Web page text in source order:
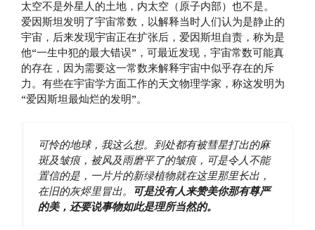
太空不是外星人的土地，内太空（原子内部）也不是。
爱因斯坦发明了宇宙常数，以解释当时人们认为是静止的
宇宙，后来发现宇宙正在扩张后，爱因斯坦自责，称为是
他“一生中犯的最大错误”，可最近发现，宇宙常数可能真
的存在，因为需要这一常数来解释宇宙中似乎存在的斥
力。有些在宇宙学方面工作的天文物理学家，称这发明为
“爱因斯坦最灿烂的发明”。
可怜的地球，我这么想。到处都有被彗星打出的麻
斑及皱痕，被风及雨磨平了的皱痕，可是令人不能
置信的是，一片片的新绿植物就在这里那里长出，
在旧的灰烬里冒出。 可是没有人来赞美你那有尊严
的美，还要说事物如此是理所当然的。